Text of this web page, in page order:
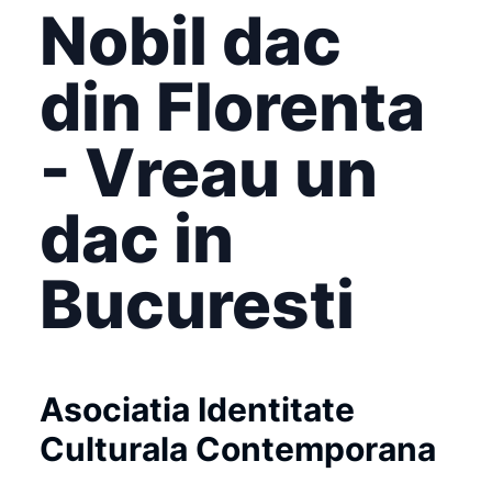
Nobil dac
din Florenta
- Vreau un
dac in
Bucuresti
Asociatia Identitate
Culturala Contemporana